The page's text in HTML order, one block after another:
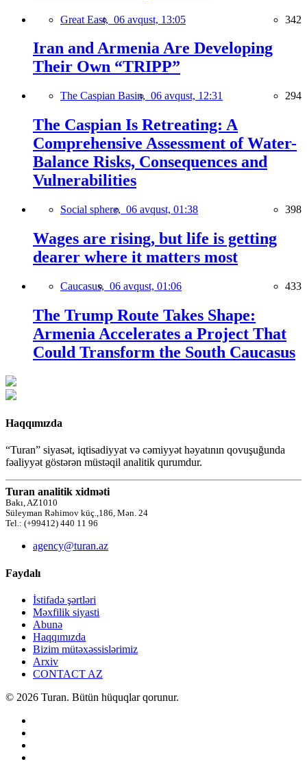
Great East, 06 avqust, 13:05 342
Iran and Armenia Are Developing
Their Own “TRIPP”
The Caspian Basin, 06 avqust, 12:31 294
The Caspian Is Retreating: A
Comprehensive Assessment of Water-
Balance Risks, Consequences and
Vulnerabilities
Social sphere, 06 avqust, 01:38 398
Wages are rising, but life is getting
dearer where it matters most
Caucasus, 06 avqust, 01:06 433
The Trump Route Takes Shape:
Armenia Accelerates a Project That
Could Transform the South Caucasus
Haqqımızda
“Turan” siyasət, iqtisadiyyat və cəmiyyət həyatının qovuşuğunda
fəaliyyət göstərən müstəqil analitik qurumdur.
Turan analitik xidməti
Bakı, AZ1010
Süleyman Rəhimov küç.,186, Mən. 24
Tel.: (+99412) 440 11 96
agency@turan.az
Faydalı
İstifadə şərtləri
Məxfilik siyasti
Abunə
Haqqımızda
Bizim mütəxəssislərimiz
Arxiv
CONTACT AZ
© 2026 Turan. Bütün hüquqlar qorunur.